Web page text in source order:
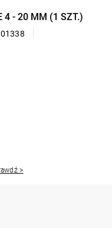
4 - 20 MM (1 SZT.)
>